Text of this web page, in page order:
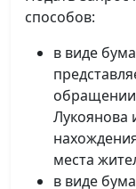
способов:
в виде
Лукоянова
места
в виде